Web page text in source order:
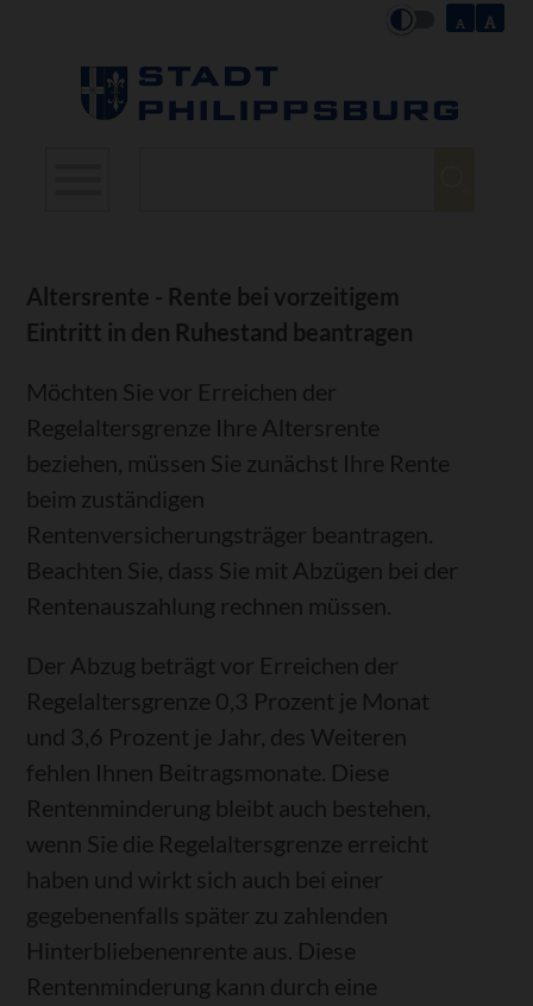
Altersrente - Rente bei vorzeitigem
Eintritt in den Ruhestand beantragen
Möchten Sie vor Erreichen der
Regelaltersgrenze Ihre Altersrente
beziehen, müssen Sie zunächst Ihre Rente
beim zuständigen
Rentenversicherungsträger beantragen.
Beachten Sie, dass Sie mit Abzügen bei der
Rentenauszahlung rechnen müssen.
Der Abzug beträgt vor Erreichen der
Regelaltersgrenze 0,3 Prozent je Monat
und 3,6 Prozent je Jahr, des Weiteren
fehlen Ihnen Beitragsmonate. Diese
Rentenminderung bleibt auch bestehen,
wenn Sie die Regelaltersgrenze erreicht
haben und wirkt sich auch bei einer
gegebenenfalls später zu zahlenden
Hinterbliebenenrente aus. Diese
Rentenminderung kann durch eine